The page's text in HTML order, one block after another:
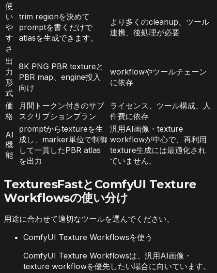
使
い
や
す
さ
trim regionを決めて
promptを書くだけで
atlasを生成できます。
より多くのcleanup、ツール
連携、後処理が必要
出
力
形
式
8K PNG PBR textureと
PBR map、engine投入
向け
workflowやツールチェーン
に依存
価
格
月間トークン付きのサブ
スクリプションプラン
ライセンス、ツール構成、人
件費に依存
AI
機
能
promptからtextureを生
成し、marker単位で制御
して一貫したPBR atlas
を出力
汎用AI画像・texture
workflowが中心で、再利用
texture生成には最適化され
ていません。
TexturesFastとComfyUI Texture
Workflowsの使い分け
用途に合わせて適切なツールを選んでください。
ComfyUI Texture Workflowsを使う
ComfyUI Texture Workflowsは、汎用AI画像・
texture workflowを優先したい場合に向いています。